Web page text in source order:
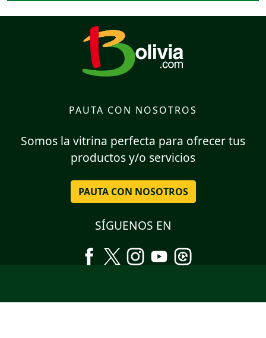
PAUTA CON NOSOTROS
Somos la vitrina perfecta para ofrecer tus
productos y/o servicios
PAUTA CON NOSOTROS
SÍGUENOS EN